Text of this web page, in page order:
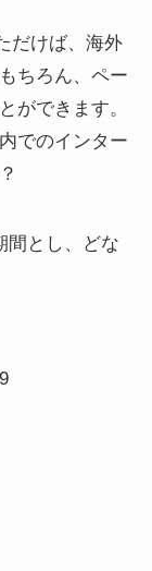
だけば、海外
ちろん、ペー
ができます。
でのインター
間とし、どな